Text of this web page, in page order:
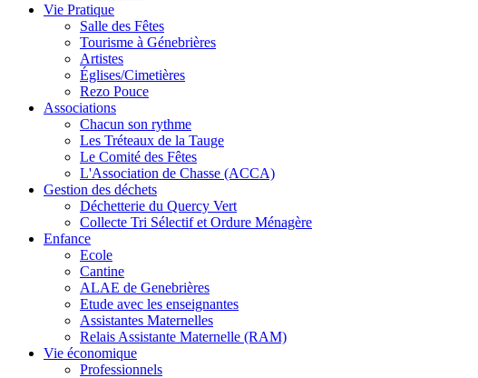
Vie Pratique
Salle des Fêtes
Tourisme à Génebrières
Artistes
Églises/Cimetières
Rezo Pouce
Associations
Chacun son rythme
Les Tréteaux de la Tauge
Le Comité des Fêtes
L'Association de Chasse (ACCA)
Gestion des déchets
Déchetterie du Quercy Vert
Collecte Tri Sélectif et Ordure Ménagère
Enfance
Ecole
Cantine
ALAE de Genebrières
Etude avec les enseignantes
Assistantes Maternelles
Relais Assistante Maternelle (RAM)
Vie économique
Professionnels